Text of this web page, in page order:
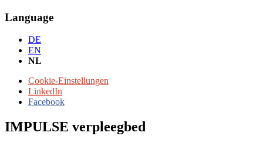
Language
DE
EN
NL
Cookie-Einstellungen
LinkedIn
Facebook
IMPULSE verpleegbed